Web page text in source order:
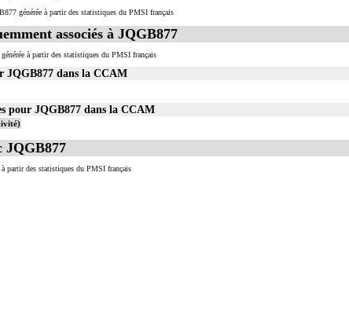
générée à partir des statistiques du PMSI français
associés à JQGB877
à partir des statistiques du PMSI français
JQGB877 dans la CCAM
pour JQGB877 dans la CCAM
JQGB877
partir des statistiques du PMSI français